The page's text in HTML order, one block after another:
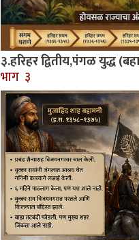
३.हरिहर द्वितीय,पंगळ युद्ध
भाग ३